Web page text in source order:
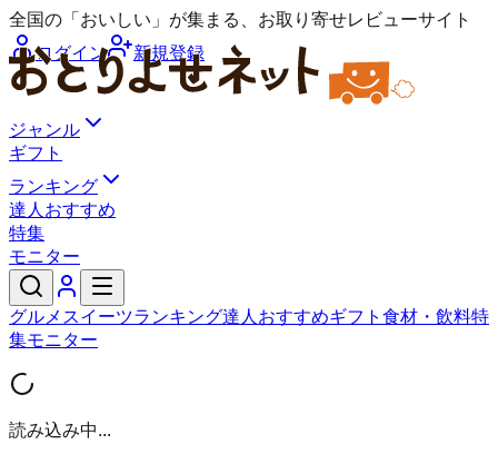
全国の「おいしい」が集まる、お取り寄せレビューサイト
ログイン
新規登録
ジャンル
ギフト
ランキング
達人おすすめ
特集
モニター
グルメ スイーツランキング達人おすすめギフト 食材・飲料特
集モニター
読み込み中...